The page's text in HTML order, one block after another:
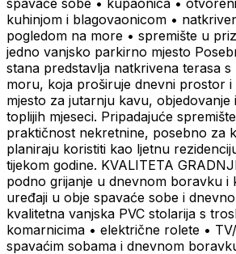
spavaće sobe • kupaonica •
kuhinjom i blagovaonicom •
pogledom na more • spremište u
jedno vanjsko parkirno mjesto
stana predstavlja natkrivena terasa
moru, koja proširuje dnevni prostor
mjesto za jutarnju kavu, objedovanje
toplijih mjeseci. Pripadajuće
praktičnost nekretnine, posebno za
planiraju koristiti kao ljetnu
tijekom godine. KVALITETA
podno grijanje u dnevnom boravku i
uređaji u obje spavaće sobe i
kvalitetna vanjska PVC stolarija s
komarnicima • električne rolete •
spavaćim sobama i dnevnom